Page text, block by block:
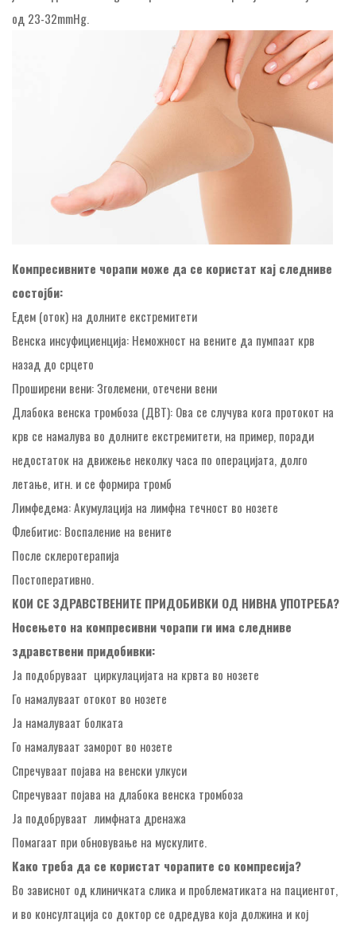
од 23-32mmHg.
Компресивните чорапи може да се користат кај следниве
состојби:
Едем (оток) на долните екстремитети
Венска инсуфициенција: Неможност на вените да пумпаат крв
назад до срцето
Проширени вени: Зголемени, отечени вени
Длабока венска тромбоза (ДВТ): Ова се случува кога протокот на
крв се намалува во долните екстремитети, на пример, поради
недостаток на движење неколку часа по операцијата, долго
летање, итн. и се формира тромб
Лимфедема: Акумулација на лимфна течност во нозете
Флебитис: Воспаление на вените
После склеротерапија
Постоперативно.
КОИ СЕ ЗДРАВСТВЕНИТЕ ПРИДОБИВКИ ОД НИВНА УПОТРЕБА?
Носењето на компресивни чорапи ги има следниве
здравствени придобивки:
Ја подобруваат циркулацијата на крвта во нозете
Го намалуваат отокот во нозете
Ја намалуваат болката
Го намалуваат заморот во нозете
Спречуваат појава на венски улкуси
Спречуваат појава на длабока венска тромбоза
Ја подобруваат лимфната дренажа
Помагаат при обновување на мускулите.
Како треба да се користат чорапите со компресија?
Во зависнот од клиничката слика и проблематиката на пациентот,
и во консултација со доктор се одредува која должина и кој